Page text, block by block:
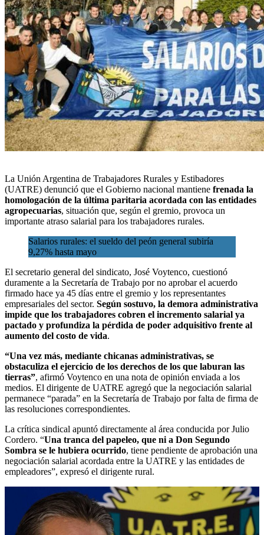
La Unión Argentina de Trabajadores Rurales y Estibadores
(UATRE) denunció que el Gobierno nacional mantiene frenada la
homologación de la última paritaria acordada con las entidades
agropecuarias, situación que, según el gremio, provoca un
importante atraso salarial para los trabajadores rurales.
Salarios rurales: el sueldo del peón general subiría
9,27% hasta mayo
El secretario general del sindicato, José Voytenco, cuestionó
duramente a la Secretaría de Trabajo por no aprobar el acuerdo
firmado hace ya 45 días entre el gremio y los representantes
empresariales del sector. Según sostuvo, la demora administrativa
impide que los trabajadores cobren el incremento salarial ya
pactado y profundiza la pérdida de poder adquisitivo frente al
aumento del costo de vida.
“Una vez más, mediante chicanas administrativas, se
obstaculiza el ejercicio de los derechos de los que laburan las
tierras”, afirmó Voytenco en una nota de opinión enviada a los
medios. El dirigente de UATRE agregó que la negociación salarial
permanece “parada” en la Secretaría de Trabajo por falta de firma de
las resoluciones correspondientes.
La crítica sindical apuntó directamente al área conducida por Julio
Cordero. “Una tranca del papeleo, que ni a Don Segundo
Sombra se le hubiera ocurrido, tiene pendiente de aprobación una
negociación salarial acordada entre la UATRE y las entidades de
empleadores”, expresó el dirigente rural.